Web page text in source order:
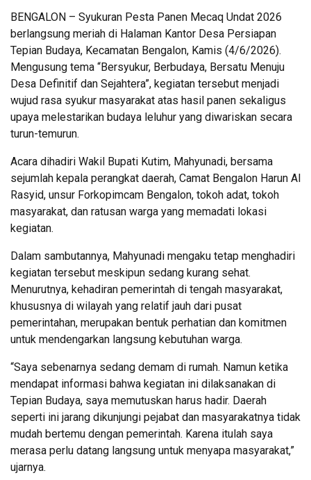
BENGALON – Syukuran Pesta Panen Mecaq Undat 2026
berlangsung meriah di Halaman Kantor Desa Persiapan
Tepian Budaya, Kecamatan Bengalon, Kamis (4/6/2026).
Mengusung tema “Bersyukur, Berbudaya, Bersatu Menuju
Desa Definitif dan Sejahtera”, kegiatan tersebut menjadi
wujud rasa syukur masyarakat atas hasil panen sekaligus
upaya melestarikan budaya leluhur yang diwariskan secara
turun-temurun.
Acara dihadiri Wakil Bupati Kutim, Mahyunadi, bersama
sejumlah kepala perangkat daerah, Camat Bengalon Harun Al
Rasyid, unsur Forkopimcam Bengalon, tokoh adat, tokoh
masyarakat, dan ratusan warga yang memadati lokasi
kegiatan.
Dalam sambutannya, Mahyunadi mengaku tetap menghadiri
kegiatan tersebut meskipun sedang kurang sehat.
Menurutnya, kehadiran pemerintah di tengah masyarakat,
khususnya di wilayah yang relatif jauh dari pusat
pemerintahan, merupakan bentuk perhatian dan komitmen
untuk mendengarkan langsung kebutuhan warga.
“Saya sebenarnya sedang demam di rumah. Namun ketika
mendapat informasi bahwa kegiatan ini dilaksanakan di
Tepian Budaya, saya memutuskan harus hadir. Daerah
seperti ini jarang dikunjungi pejabat dan masyarakatnya tidak
mudah bertemu dengan pemerintah. Karena itulah saya
merasa perlu datang langsung untuk menyapa masyarakat,”
ujarnya.